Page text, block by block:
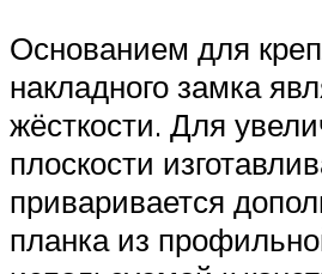
Основанием для
накладного замка
жёсткости. Для
плоскости
приваривается
планка из